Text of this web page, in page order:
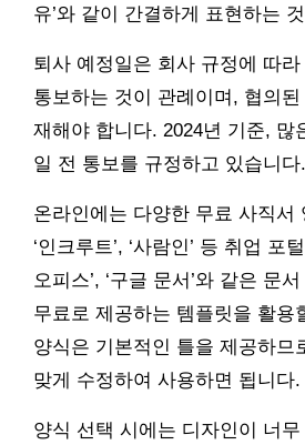
유’와 같이 간결하게 표현하는
퇴사 예정일은 회사 규정에 따
통보하는 것이 관례이며, 협의
재해야 합니다. 2024년 기준, 많
일 전 통보를 규정하고 있습니다.
온라인에는 다양한 무료 사직서
‘인크루트’, ‘사람인’ 등 취업 포
오피스’, ‘구글 문서’와 같은 문
무료로 제공하는 템플릿을 활용
양식은 기본적인 틀을 제공하므
맞게 수정하여 사용하면 됩니다.
양식 선택 시에는 디자인이 너